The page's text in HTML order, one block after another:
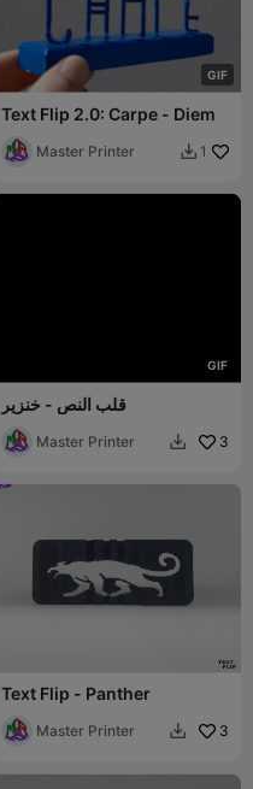
GIF
Text Flip 2.0: Carpe - Diem
Master Printer  1
GIF
قلب النص - خنزير
Master Printer  3
Text Flip - Panther
Master Printer  3